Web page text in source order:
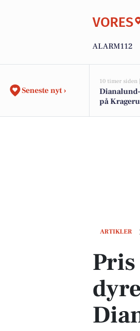
VORES
ALARM112
Seneste nyt ›
10 timer siden |
på
ARTIKLER
Pris op til